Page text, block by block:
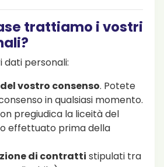
trattiamo i vostri
personali:
vostro consenso. Potete
in qualsiasi momento.
pregiudica la liceità del
effettuato prima della
di contratti stipulati tra